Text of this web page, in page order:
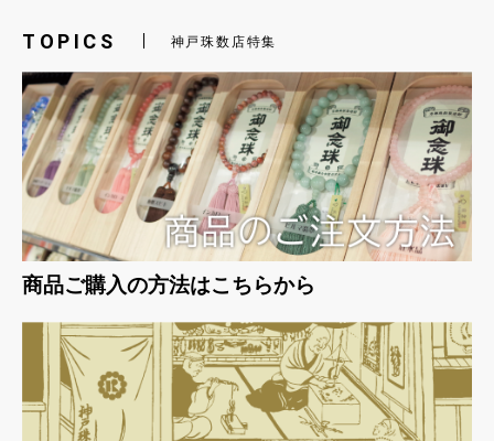
お買い物を続ける カートへ進む
TOPICS 神戸珠数店特集
商品ご購入の方法はこちらから